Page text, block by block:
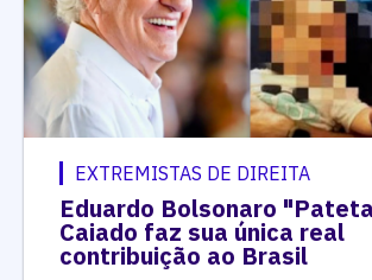
EXTREMISTAS DE DIREITA
Eduardo Bolsonaro
Caiado faz sua única real
contribuição ao Brasil